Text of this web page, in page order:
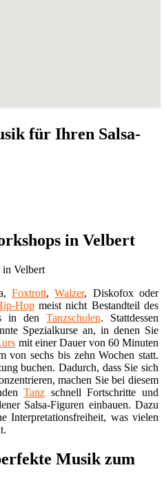
für Ihren Salsa-
in Velbert
Foxtrott,Walzer, Diskofox oder
Hopmeist nicht Bestandteil des
in den Tanzschulen. Stattdessen
Spezialkurse an, in denen Sie
mit einer Dauer von 60 Minuten
von sechs bis zehn Wochen statt.
buchen. Dadurch, dass Sie sich
machen Sie bei diesem
Tanz schnell Fortschritte und
Salsa-Figuren einbauen. Dazu
Interpretationsfreiheit, was vielen
Musik zum